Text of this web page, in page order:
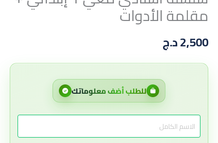
مقلمة الأدوات
2,500د.ج
للطلب أضف معلوماتك